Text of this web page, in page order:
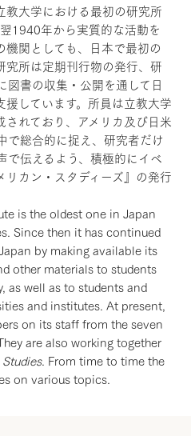
教大学における最初の研究所
1940年から実質的な活動を
関としても、日本で最初の
究所は定期刊行物の発行、研
図書の収集・公開を通して日
しています。所員は立教大学
れており、アメリカ及び日米
で総合的に捉え、研究者だけ
で伝えるよう、積極的にイベ
リカン・スタディーズ』の発行
is the oldest one in Japan
Since then it has continued
by making available its
other materials to students
as well as to students and
and institutes. At present,
on its staff from the seven
are also working together
. From time to time the
on various topics.